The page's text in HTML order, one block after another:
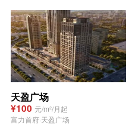
天盈广场
¥100 元/m²/月起
富力首府·天盈广场